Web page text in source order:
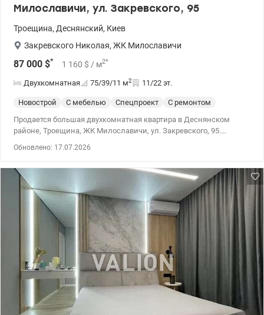
Милославичи, ул. Закревского, 95
Троещина, Деснянский, Киев
Закревского Николая, ЖК Милославичи
87 000 $* 1 160 $ / м2*
Двухкомнатная 75/39/11 м2 11/22 эт.
Новострой С мебелью Спецпроект
С ремонтом
Продается большая двухкомнатная квартира в Деснянском
районе, Троещина, ЖК Милославичи, ул. Закревского, 95.
застекленная лоджия с функциональными шкафами для
хранения. В квартире выполнен качественный ремонт.
Проведен интернет. Квартира укомплектована, присутствует
несколько вместительных шкафов для хранения большого
количества вещей. Бытовая техника и мебель остаются новому
владельцу. Закрытый тамбур, порядочные соседи. Аккуратный
подъезд, два лифта, консьерж, удобный пандус. Обустроеная
придомовая территория. В доме есть оборудование резервного
питания, что означает постоянное наличие воды, отопления,
работы лифтов и освещение дома. Дом находится в спокойном
ЖК, собственный микрорайон с магазинами, почтой, кафе,
клиниками, спортзалом, детским садом, школой, парковкой
для авто и всеми удобствами для проживания. Рядом есть
Обновлено: 17.07.2026